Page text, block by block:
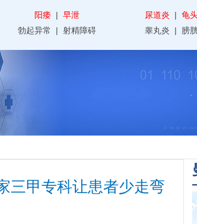
阳痿 | 早泄
勃起异常
| 射精障碍
尿道炎 | 龟
睾丸炎
| 膀
三甲专科让患者少走弯